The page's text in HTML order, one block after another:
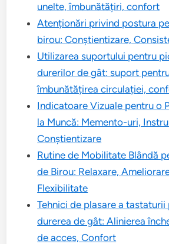
unelte, îmbunătățiri, confort
Atenționări privind postura
birou: Conștientizare,
Utilizarea suportului pentru
durerilor de gât: suport
îmbunătățirea circulației,
Indicatoare Vizuale pentru o
la Muncă: Memento-uri,
Conștientizare
Rutine de Mobilitate Blândă
de Birou: Relaxare,
Flexibilitate
Tehnici de plasare a
durerea de gât: Alinierea
de acces, Confort